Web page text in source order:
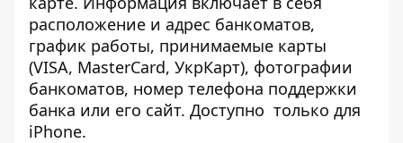
расположение и адрес банкоматов,
график работы, принимаемые карты
(VISA, MasterCard, УкрКарт), фотографии
банкоматов, номер телефона поддержки
банка или его сайт. Доступно только для
iPhone.